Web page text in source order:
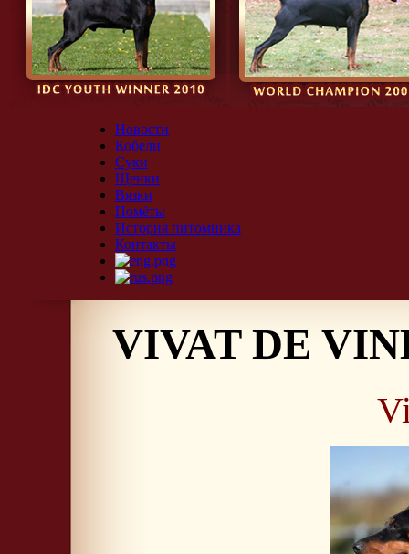
Новости
Кобели
Суки
Щенки
Вязки
Помёты
История питомника
Контакты
VIVAT DE